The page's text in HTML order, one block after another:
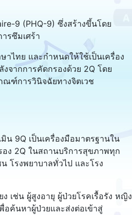
9 (PHQ-9) ซึ่งสร้างขึ้นโดย
รซึมเศร้า
ไทย และกำหนดให้ใช้เป็นเครื่อง
จากการคัดกรองด้วย 2Q โดย
ฑ์การวินิจฉัยทางจิตเวช
9Q เป็นเครื่องมือมาตรฐานใน
อง 2Q ในสถานบริการสุขภาพทุก
โรงพยาบาลทั่วไป และโรง
เช่น ผู้สูงอายุ ผู้ป่วยโรคเรื้อรัง หญิง
อค้นหาผู้ป่วยและส่งต่อเข้าสู่